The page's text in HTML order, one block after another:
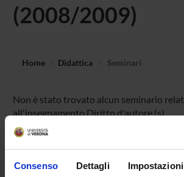
Consenso Dettagli
(2008/2009)
Home Didattica Seminari
Non è stato trovato alcun seminario
all'insegnamento Diritto d'autore (s).
OFFERTA FORMATIVA